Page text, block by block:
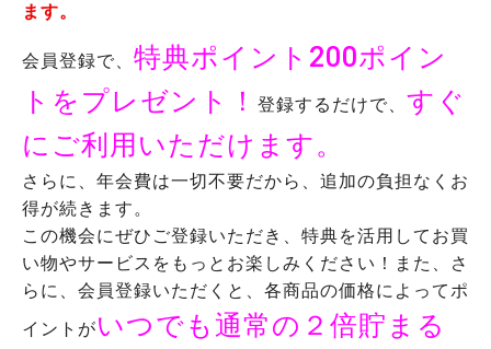
ます。
会員登録で、 特典ポイント200ポイン
トをプレゼント！
登録するだけで、 すぐ
にご利用いただけます。
さらに、年会費は一切不要だから、追加の負担なくお
得が続きます。
この機会にぜひご登録いただき、特典を活用してお買
い物やサービスをもっとお楽しみください！また、さ
らに、会員登録いただくと、各商品の価格によってポ
イントがいつでも通常の２倍貯まる